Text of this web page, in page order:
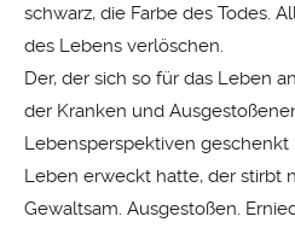
schwarz, die Farbe des Todes.
des Lebens verlöschen.
Der, der sich so für das Leben
der Kranken und
Lebensperspektiven geschenkt
Leben erweckt hatte, der stirbt
Gewaltsam. Ausgestoßen.